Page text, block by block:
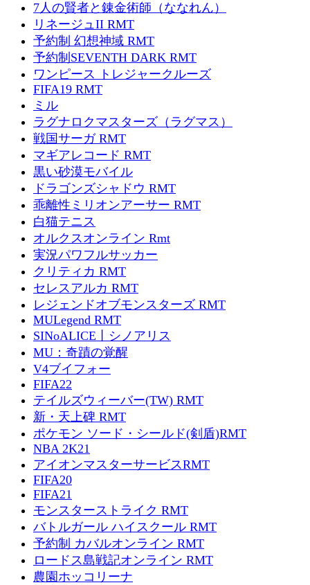
7人の賢者と錬金術師（ななれん）
リネージュII RMT
予約制 幻想神域 RMT
予約制SEVENTH DARK RMT
ワンピース トレジャークルーズ
FIFA19 RMT
ミル
ラグナロクマスターズ（ラグマス）
戦国サーガ RMT
マギアレコード RMT
黒い砂漠モバイル
ドラゴンズシャドウ RMT
乖離性ミリオンアーサー RMT
白猫テニス
オルクスオンライン Rmt
実況パワフルサッカー
クリティカ RMT
セレスアルカ RMT
レジェンドオブモンスターズ RMT
MULegend RMT
SINoALICE丨シノアリス
MU：奇蹟の覚醒
V4ブイフォー
FIFA22
テイルズウィーバー(TW) RMT
新・天上碑 RMT
ポケモン ソード・シールド(剣盾)RMT
NBA 2K21
アイオンマスターサービスRMT
FIFA20
FIFA21
モンスターストライク RMT
バトルガール ハイスクール RMT
予約制 カバルオンライン RMT
ロードス島戦記オンライン RMT
農園ホッコリーナ